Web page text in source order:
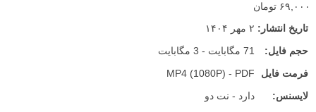
۶۹,۰۰۰ تومان
تاریخ انتشار: ۲ مهر ۱۴۰۴
حجم فایل:
71 مگابایت - 3 مگابایت
فرمت فایل
MP4 (1080P) - PDF
لایسنس:
دارد - نت دو